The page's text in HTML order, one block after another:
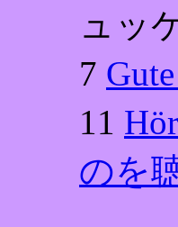
ュッ
7
11
のを